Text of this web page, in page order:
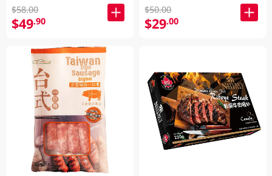
$58.00
$49.90
$50.00
$29.00